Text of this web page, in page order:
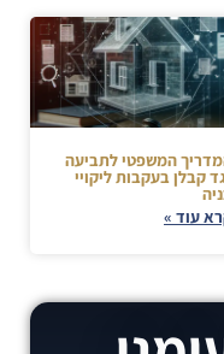
המשפטי לתביעה
קבלן בעקבות ליקויי
עוד »